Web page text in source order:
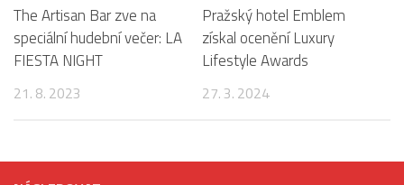
The Artisan Bar zve na
speciální hudební večer: LA
FIESTA NIGHT
21. 8. 2023
Pražský hotel Emblem
získal ocenění Luxury
Lifestyle Awards
27. 3. 2024